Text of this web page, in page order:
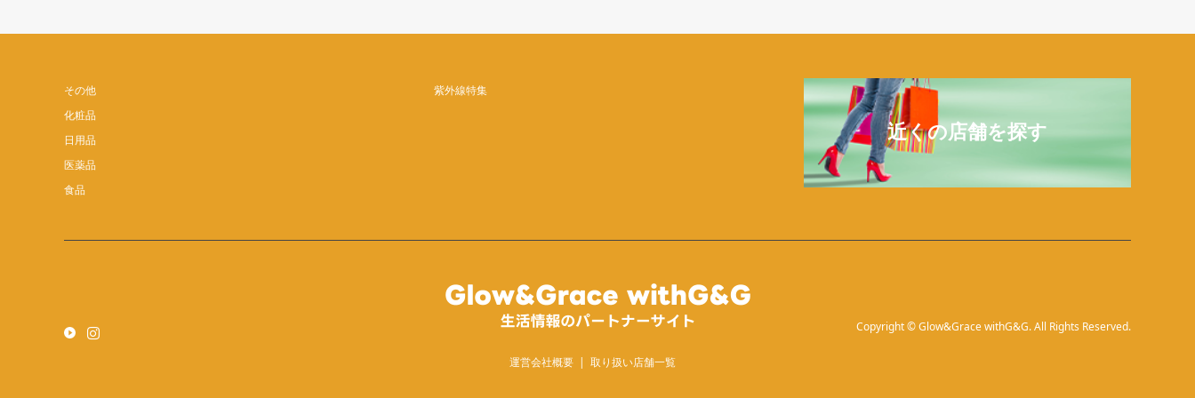
その他
化粧品
日用品
医薬品
食品
紫外線特集
近くの店舗を探す
運営会社概要 取り扱い店舗一覧
Copyright©Glow&Grace withG&G. All Rights Reserved.